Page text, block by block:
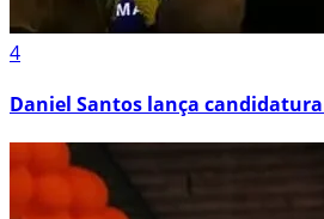
4
Daniel Santos lança